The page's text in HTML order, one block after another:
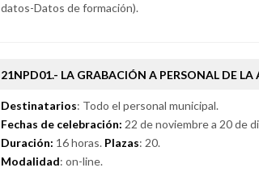
datos-Datos de formación).
21NPD01.- LA GRABACIÓN A PERSONAL DE
Destinatarios: Todo el personal municipal.
Fechas de celebración: 22 de noviembre a 20 de
Duración: 16 horas. Plazas: 20.
Modalidad: on-line.